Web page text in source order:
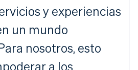
y experiencias
un mundo
nosotros, esto
a los